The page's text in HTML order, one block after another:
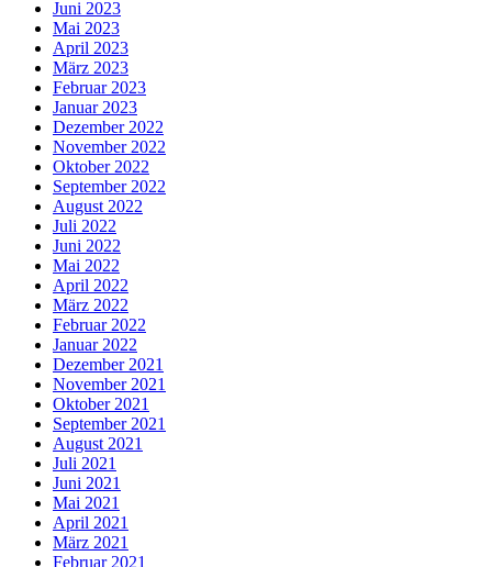
Juni 2023
Mai 2023
April 2023
März 2023
Februar 2023
Januar 2023
Dezember 2022
November 2022
Oktober 2022
September 2022
August 2022
Juli 2022
Juni 2022
Mai 2022
April 2022
März 2022
Februar 2022
Januar 2022
Dezember 2021
November 2021
Oktober 2021
September 2021
August 2021
Juli 2021
Juni 2021
Mai 2021
April 2021
März 2021
Februar 2021